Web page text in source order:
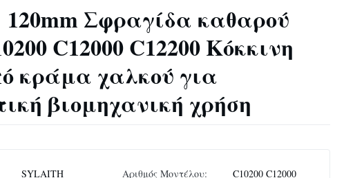
120mm Σφραγίδα καθαρού
C12000 C12200 Κόκκινη
κράμα χαλκού για
βιομηχανική χρήση
SYLAITH Αριθμός Μοντέλου:
C10200 C12000